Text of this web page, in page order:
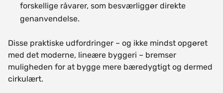
forskellige råvarer, som besværliggør direkte
genanvendelse.
Disse praktiske udfordringer – og ikke mindst opgøret
med det moderne, lineære byggeri – bremser
muligheden for at bygge mere bæredygtigt og dermed
cirkulært.